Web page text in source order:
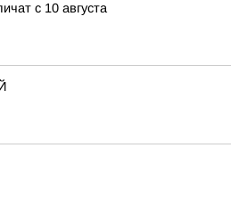
с 10 августа